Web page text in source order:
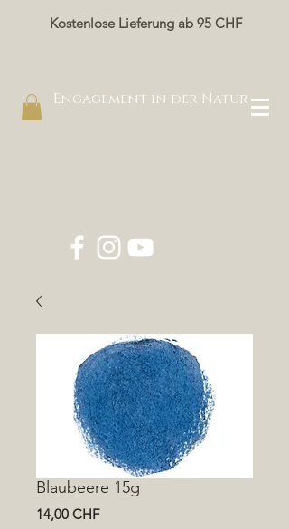
Kostenlose Lieferung ab 95 CHF
Engagement in der Natur
Blaubeere 15g
14,00 CHFPreis